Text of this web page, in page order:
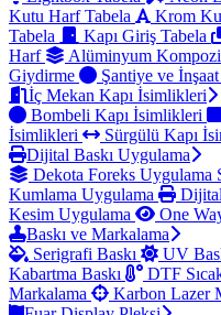
Kutu Harf Tabela
Krom
Tabela
Kapı Giriş Tabela
Harf
Alüminyum
Giydirme
Şantiye ve
İç Mekan Kapı İsimlikleri
Bombeli Kapı İsimlikleri
İsimlikleri
Sürgülü Kapı
Dijital Baskı Uygulama
Dekota Foreks Uygulama
Kumlama Uygulama
Kesim Uygulama
One
Baskı ve Markalama
Serigrafi Baskı
UV
Kabartma Baskı
DTF
Markalama
Karbon Lazer